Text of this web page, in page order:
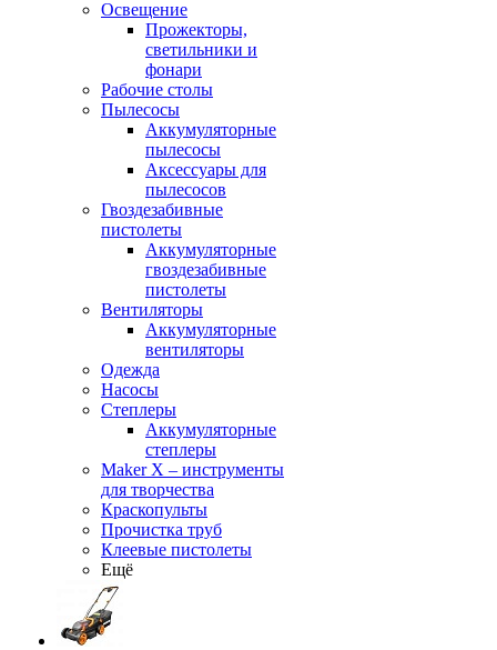
Освещение
Прожекторы,
светильники и
фонари
Рабочие столы
Пылесосы
Аккумуляторные
пылесосы
Аксессуары для
пылесосов
Гвоздезабивные
пистолеты
Аккумуляторные
гвоздезабивные
пистолеты
Вентиляторы
Аккумуляторные
вентиляторы
Одежда
Насосы
Степлеры
Аккумуляторные
степлеры
Maker X – инструменты
для творчества
Краскопульты
Прочистка труб
Клеевые пистолеты
Ещё